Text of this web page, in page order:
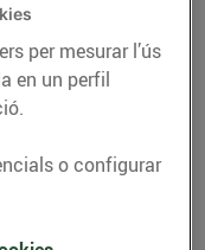
per mesurar l’ús
en un perfil
o configurar